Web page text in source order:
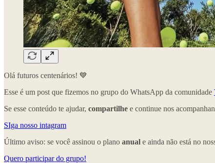
Olá futuros centenários! 💙
Esse é um post que fizemos no grupo do WhatsApp da comunidade
Se esse conteúdo te ajudar, compartilhe e continue nos
SIga nosso intagram
Último aviso: se você assinou o plano anual e ainda não está no
Quero participar do grupo!